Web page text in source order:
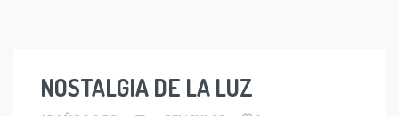
NOSTALGIA DE LA LUZ